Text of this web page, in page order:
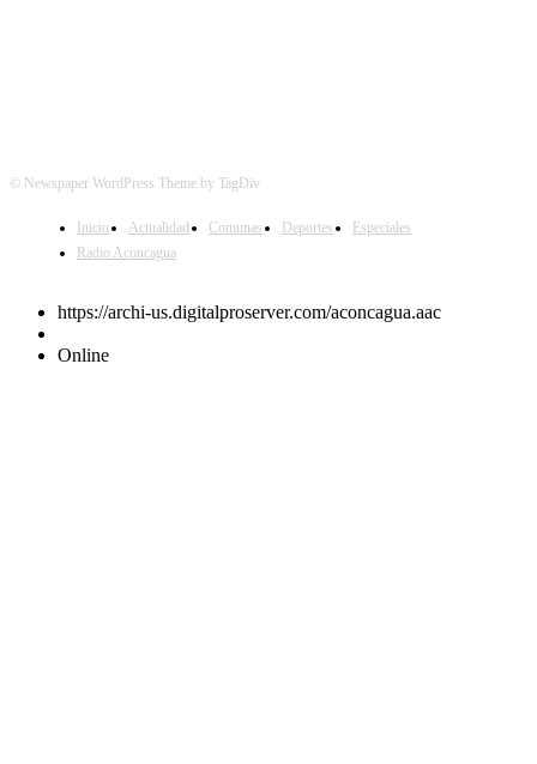
© Newspaper WordPress Theme by TagDiv
Inicio Actualidad Comunas Deportes
Especiales
Radio Aconcagua
https://archi-us.digitalproserver.com/aconcagua.aac
Online